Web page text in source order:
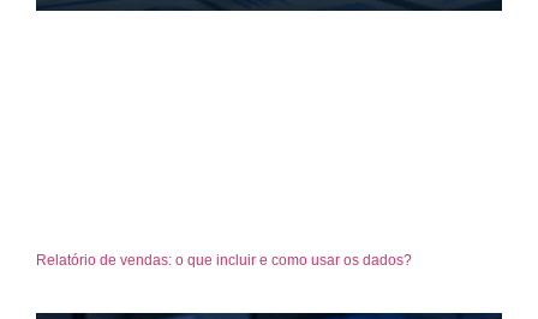
Relatório de vendas: o que incluir e como usar os dados?